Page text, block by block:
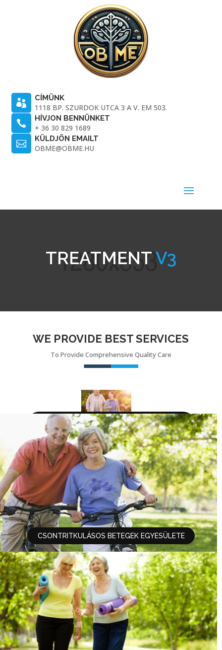
 CÍMÜNK
1118 BP. SZURDOK UTCA 3 A V. EM 503.
 HÍVJON BENNÜNKET
+ 36 30 829 1689
 KÜLDJÖN EMAILT
OBME@OBME.HU
TREATMENTV3
WE PROVIDE BEST SERVICES
To Provide Comprehensive Quality Care
ANGYALFÖLDI CSONTRITKULÁSOS BETEGEK
KLUBJA
CSONTRITKULÁSOS BETEGEK EGYESÜLETE